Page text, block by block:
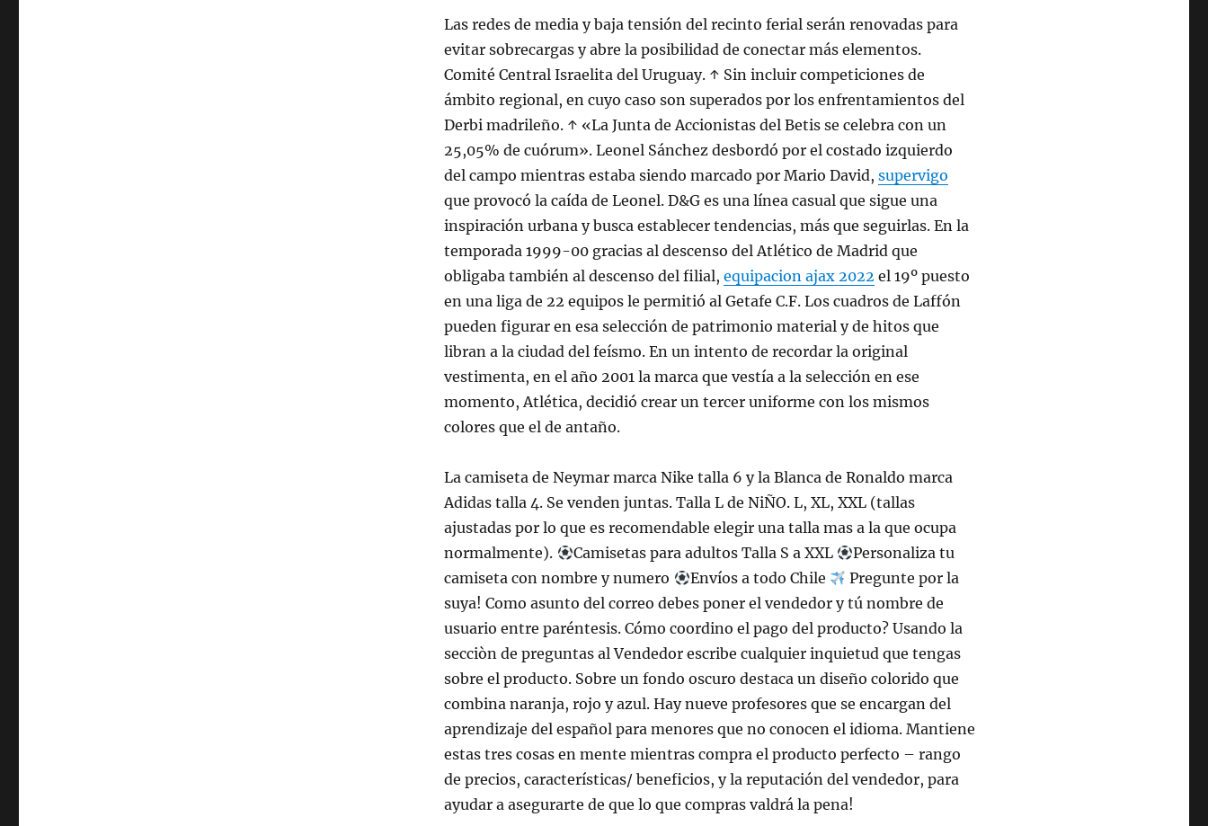
Las redes de media y baja tensión del recinto ferial serán renovadas para
evitar sobrecargas y abre la posibilidad de conectar más elementos.
Comité Central Israelita del Uruguay. ↑ Sin incluir competiciones de
ámbito regional, en cuyo caso son superados por los enfrentamientos del
Derbi madrileño. ↑ «La Junta de Accionistas del Betis se celebra con un
25,05% de cuórum». Leonel Sánchez desbordó por el costado izquierdo
del campo mientras estaba siendo marcado por Mario David,supervigo
que provocó la caída de Leonel. D&G es una línea casual que sigue una
inspiración urbana y busca establecer tendencias, más que seguirlas. En la
temporada 1999-00 gracias al descenso del Atlético de Madrid que
obligaba también al descenso del filial,equipacion ajax 2022 el 19º puesto
en una liga de 22 equipos le permitió al Getafe C.F. Los cuadros de Laffón
pueden figurar en esa selección de patrimonio material y de hitos que
libran a la ciudad del feísmo. En un intento de recordar la original
vestimenta, en el año 2001 la marca que vestía a la selección en ese
momento, Atlética, decidió crear un tercer uniforme con los mismos
colores que el de antaño.
La camiseta de Neymar marca Nike talla 6 y la Blanca de Ronaldo marca
Adidas talla 4. Se venden juntas. Talla L de NiÑO. L, XL, XXL (tallas
ajustadas por lo que es recomendable elegir una talla mas a la que ocupa
normalmente).
Camisetas para adultos Talla S a XXL
Personaliza tu
camiseta con nombre y numero
Envíos a todo Chile
Pregunte por la
suya! Como asunto del correo debes poner el vendedor y tú nombre de
usuario entre paréntesis. Cómo coordino el pago del producto? Usando la
secciòn de preguntas al Vendedor escribe cualquier inquietud que tengas
sobre el producto. Sobre un fondo oscuro destaca un diseño colorido que
combina naranja, rojo y azul. Hay nueve profesores que se encargan del
aprendizaje del español para menores que no conocen el idioma. Mantiene
estas tres cosas en mente mientras compra el producto perfecto – rango
de precios, características/ beneficios, y la reputación del vendedor, para
ayudar a asegurarte de que lo que compras valdrá la pena!